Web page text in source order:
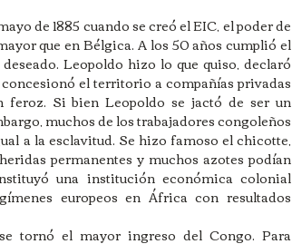
de 1885 cuando se creó el EIC, el poder de
que en Bélgica. A los 50 años cumplió el
Leopoldo hizo lo que quiso, declaró
el territorio a compañías privadas
Si bien Leopoldo se jactó de ser un
muchos de los trabajadores congoleños
a la esclavitud. Se hizo famoso el chicotte,
permanentes y muchos azotes podían
una institución económica colonial
europeos en África con resultados
tornó el mayor ingreso del Congo. Para